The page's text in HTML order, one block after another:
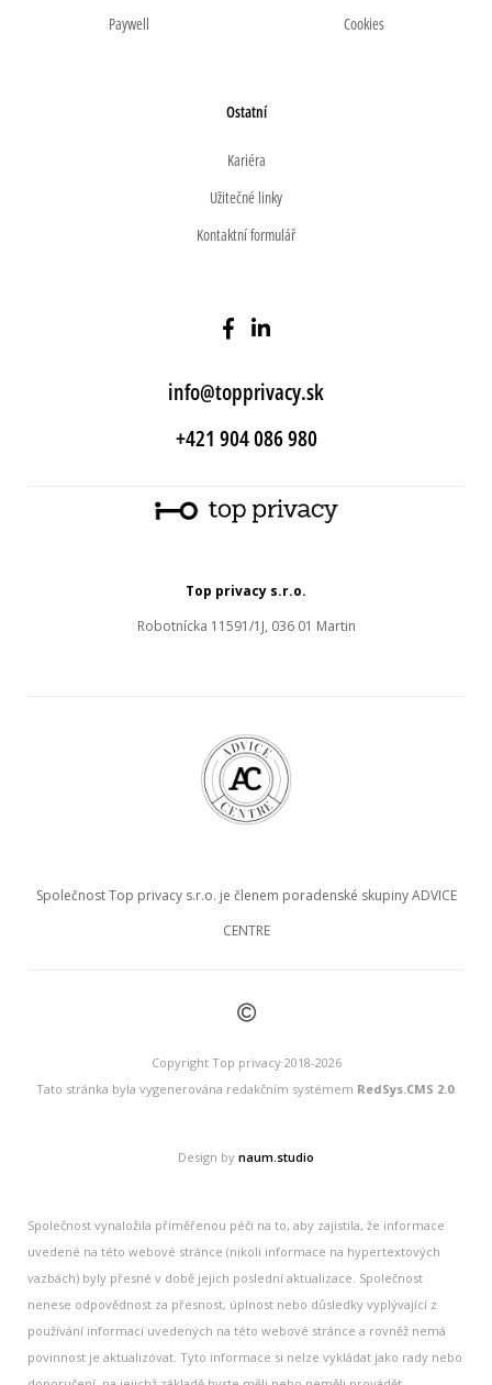
Paywell
Cookies
Ostatní
Kariéra
Užitečné linky
Kontaktní formulář
info@topprivacy.sk
+421 904 086 980
Top privacy s.r.o.
Robotnícka 11591/1J, 036 01 Martin
Společnost Top privacy s.r.o. je členem poradenské skupiny ADVICE
CENTRE
©
Copyright Top privacy 2018-2026
Tato stránka byla vygenerována redakčním systémem RedSys.CMS 2.0.
Design by naum.studio
Společnost vynaložila přiměřenou péči na to, aby zajistila, že informace
uvedené na této webové stránce (nikoli informace na hypertextových
vazbách) byly přesné v době jejich poslední aktualizace. Společnost
nenese odpovědnost za přesnost, úplnost nebo důsledky vyplývající z
používání informací uvedených na této webové stránce a rovněž nemá
povinnost je aktualizovat. Tyto informace si nelze vykládat jako rady nebo